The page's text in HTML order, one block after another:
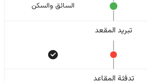
السائق والسکن
تبريد المقعد
تدفئة المقاعد